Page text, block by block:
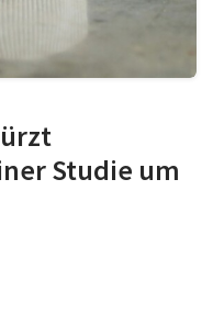
Studie um